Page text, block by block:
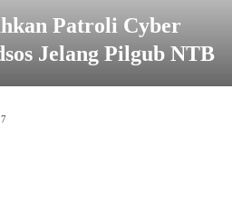
Patroli Cyber
Jelang Pilgub NTB